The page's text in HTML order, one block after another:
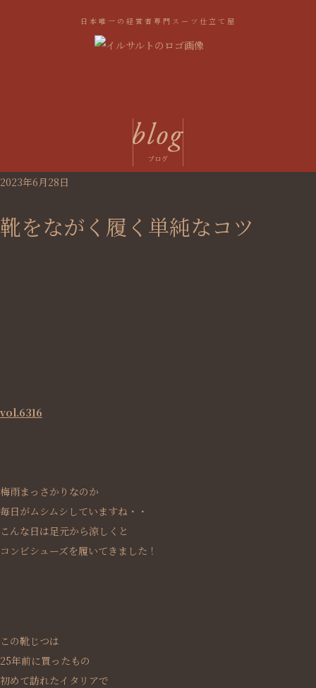
日本唯一の経営者専門スーツ仕立て屋
2023年6月28日
靴をながく履く単純なコツ
vol.6316
梅雨まっさかりなのか
毎日がムシムシしていますね・・
こんな日は足元から涼しくと
コンビシューズを履いてきました！
この靴じつは
25年前に買ったもの
初めて訪れたイタリアで